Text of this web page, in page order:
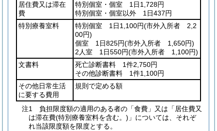
居住費又は滞在
費
特別個室・個室 1日1,728円
特別個室・個室以外 1日437円
特別療養室料
特別個室 1日1,100円(市外入所者 2,2
00円)
個室 1日825円(市外入所者 1,650円)
2人室 1日550円(市外入所者 1,100円)
文書料
死亡診断書料 1件2,750円
その他診断書料 1件1,100円
その他日常生活
に要する費用
規則で定める額
注1 負担限度額の適用のある者の「食費」又は「居住費又
は滞在費(特別療養室料を含む。)」については、それぞ
れ当該限度額を限度とする。